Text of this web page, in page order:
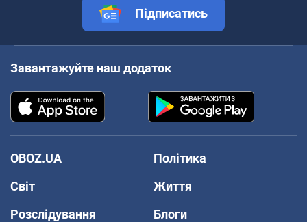
Підписатись
Завантажуйте наш додаток
OBOZ.UA
Політика
Світ
Життя
Розслідування
Блоги